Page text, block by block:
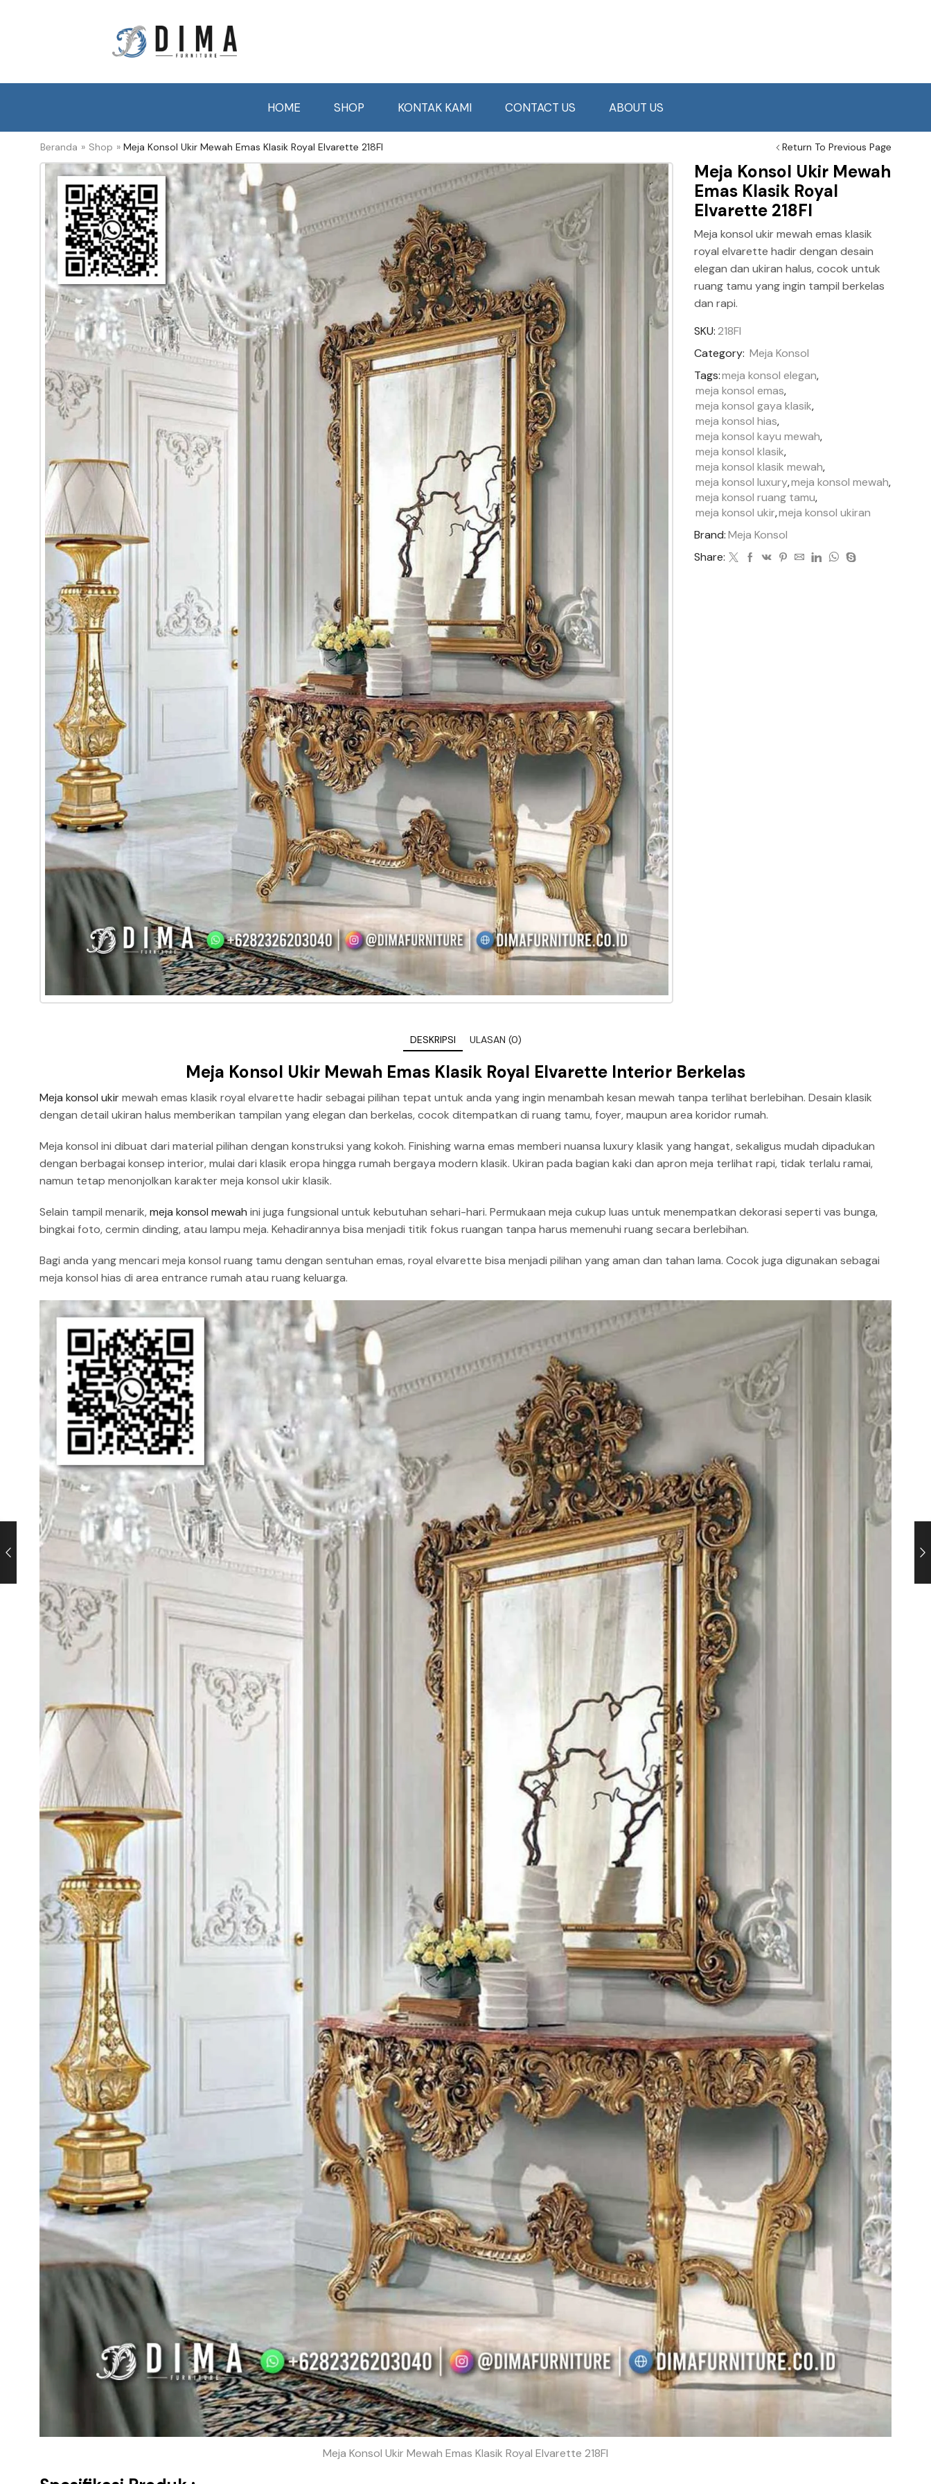
HOME SHOP KONTAK KAMI CONTACT US ABOUT US
Return To Previous Page
Beranda » Shop » Meja Konsol Ukir Mewah Emas Klasik Royal Elvarette 218FI
Meja Konsol Ukir Mewah
Emas Klasik Royal
Elvarette 218FI
Meja konsol ukir mewah emas klasik
royal elvarette hadir dengan desain
elegan dan ukiran halus, cocok untuk
ruang tamu yang ingin tampil berkelas
dan rapi.
SKU:218FI
Category: Meja Konsol
Tags:meja konsol elegan,
meja konsol emas,
meja konsol gaya klasik,
meja konsol hias,
meja konsol kayu mewah,
meja konsol klasik,
meja konsol klasik mewah,
meja konsol luxury,meja konsol mewah,
meja konsol ruang tamu,
meja konsol ukir,meja konsol ukiran
Brand:Meja Konsol
Share:
DESKRIPSI ULASAN (0)
Meja Konsol Ukir Mewah Emas Klasik Royal Elvarette Interior Berkelas
Meja konsol ukirmewah emas klasik royal elvarette hadir sebagai pilihan tepat untuk anda yang ingin menambah kesan mewah tanpa terlihat berlebihan. Desain klasik
dengan detail ukiran halus memberikan tampilan yang elegan dan berkelas, cocok ditempatkan di ruang tamu, foyer, maupun area koridor rumah.
Meja konsol ini dibuat dari material pilihan dengan konstruksi yang kokoh. Finishing warna emas memberi nuansa luxury klasik yang hangat, sekaligus mudah dipadukan
dengan berbagai konsep interior, mulai dari klasik eropa hingga rumah bergaya modern klasik. Ukiran pada bagian kaki dan apron meja terlihat rapi, tidak terlalu ramai,
namun tetap menonjolkan karakter meja konsol ukir klasik.
Selain tampil menarik,meja konsol mewah ini juga fungsional untuk kebutuhan sehari-hari. Permukaan meja cukup luas untuk menempatkan dekorasi seperti vas bunga,
bingkai foto, cermin dinding, atau lampu meja. Kehadirannya bisa menjadi titik fokus ruangan tanpa harus memenuhi ruang secara berlebihan.
Bagi anda yang mencari meja konsol ruang tamu dengan sentuhan emas, royal elvarette bisa menjadi pilihan yang aman dan tahan lama. Cocok juga digunakan sebagai
meja konsol hias di area entrance rumah atau ruang keluarga.
Meja Konsol Ukir Mewah Emas Klasik Royal Elvarette 218FI